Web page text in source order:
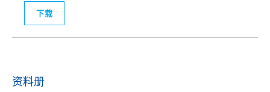
下载
资料册